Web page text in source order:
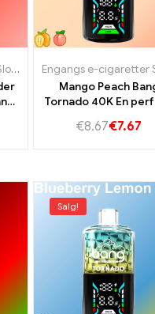
,Engangs e-
Engangs e-cigaretter Slovakiet ,Engangs e-
Mango Peach
Tornado 40K En
og saftig fersken
€8.67€7.67
Salg!